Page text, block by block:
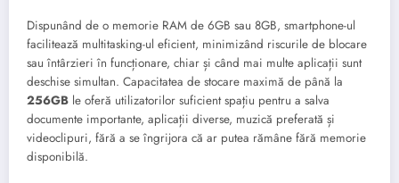
Dispunând de o memorie RAM de 6GB sau 8GB, smartphone-ul
facilitează multitasking-ul eficient, minimizând riscurile de blocare
sau întârzieri în funcționare, chiar și când mai multe aplicații sunt
deschise simultan. Capacitatea de stocare maximă de până la
256GB le oferă utilizatorilor suficient spațiu pentru a salva
documente importante, aplicații diverse, muzică preferată și
videoclipuri, fără a se îngrijora că ar putea rămâne fără memorie
disponibilă.